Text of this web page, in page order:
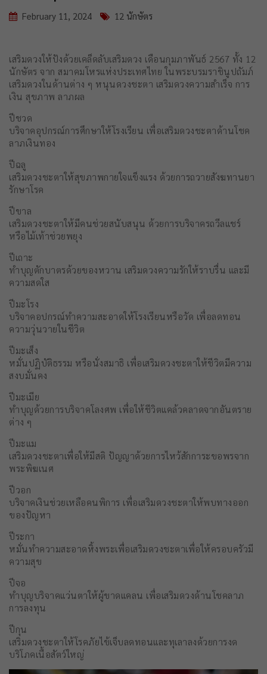
February 11, 2024 12 นักษัตร
เสริมดวงให้ปังด้วยเคล็ดลับเสริมดวง เดือนกุมภาพันธ์ 2567 ทั้ง 12
นักษัตร จาก สมาคมโหรแห่งประเทศไทย ในพระบรมราชินูปถัมภ์
เสริมดวงในด้านต่าง ๆ หนุนดวงชะตา เสริมดวงความสำเร็จ การ
เงิน สุขภาพ ลาภผล
ปีชวด
บริจาคอุปกรณ์การศึกษาให้โรงเรียน เพื่อเสริมดวงชะตาด้านโชค
ลาภเงินทอง
ปีฉลู
เสริมดวงชะตาให้สุขภาพกายใจแข็งแรง ด้วยการถวายสังฆทานยา
รักษาโรค
ปีขาล
เสริมดวงชะตาให้มีคนช่วยสนับสนุน ด้วยการบริจาครถวีลแชร์
หรือไม้เท้าช่วยพยุง
ปีเถาะ
ทำบุญตักบาตรด้วยของหวาน เสริมดวงความรักให้ราบรื่น และมี
ความสดใส
ปีมะโรง
บริจาคอปกรณ์ทำความสะอาดให้โรงเรียนหรือวัด เพื่อลดทอน
ความวุ่นวายในชีวิต
ปีมะเส็ง
หมั่นปฏิบัติธรรม หรือนั่งสมาธิ เพื่อเสริมดวงชะตาให้ชีวิตมีความ
สงบมั่นคง
ปีมะเมีย
ทำบุญด้วยการบริจาคโลงศพ เพื่อให้ชีวิตแคล้วคลาดจากอันตราย
ต่าง ๆ
ปีมะแม
เสริมดวงชะตาเพื่อให้มีสติ ปัญญาด้วยการไหว้สักการะขอพรจาก
พระพิฆเนศ
ปีวอก
บริจาคเงินช่วยเหลือคนพิการ เพื่อเสริมดวงชะตาให้พบทางออก
ของปัญหา
ปีระกา
หมั่นทำความสะอาดหิ้งพระเพื่อเสริมดวงชะตาเพื่อให้ครอบครัวมี
ความสุข
ปีจอ
ทำบุญบริจาคแว่นตาให้ผู้ขาดแคลน เพื่อเสริมดวงด้านโชคลาภ
การลงทุน
ปีกุน
เสริมดวงชะตาให้โรคภัยไข้เจ็บลดทอนและทุเลาลงด้วยการงด
บริโภคเนื้อสัตว์ใหญ่